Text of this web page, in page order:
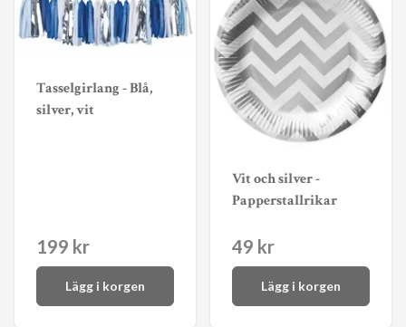
Tasselgirlang - Blå,
silver, vit
199 kr
Lägg i korgen
Vit och silver -
Papperstallrikar
49 kr
Lägg i korgen